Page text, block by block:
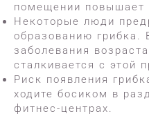
помещении повышает
Некоторые люди
образованию грибка.
заболевания
сталкивается с этой
Риск появления
ходите босиком в
фитнес-центрах.